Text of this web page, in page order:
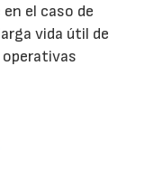
el caso de
vida útil de